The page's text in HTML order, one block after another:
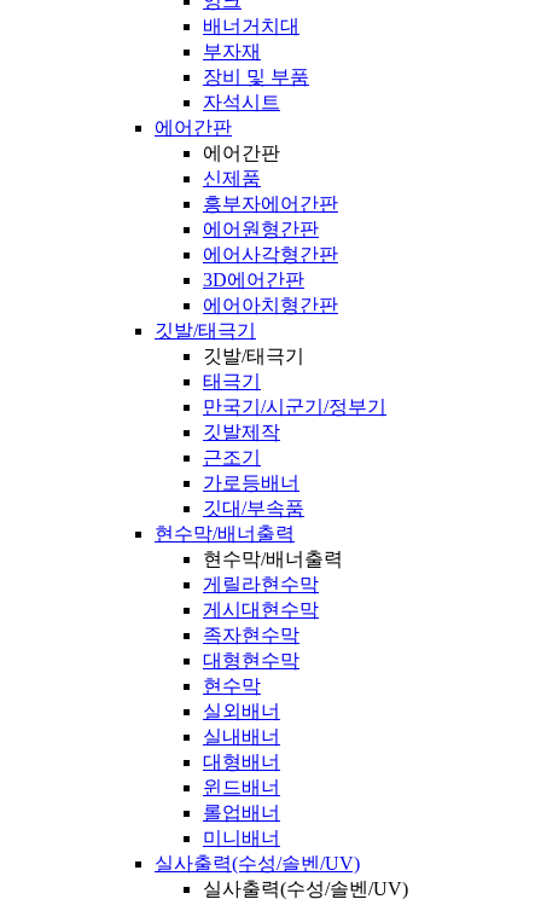
배너거치대
부자재
장비 및 부품
자석시트
에어간판
에어간판
신제품
흥부자에어간판
에어원형간판
에어사각형간판
3D에어간판
에어아치형간판
깃발/태극기
깃발/태극기
태극기
만국기/시군기/정부기
깃발제작
근조기
가로등배너
깃대/부속품
현수막/배너출력
현수막/배너출력
게릴라현수막
게시대현수막
족자현수막
대형현수막
현수막
실외배너
실내배너
대형배너
윈드배너
롤업배너
미니배너
실사출력(수성/솔벤/UV)
실사출력(수성/솔벤/UV)